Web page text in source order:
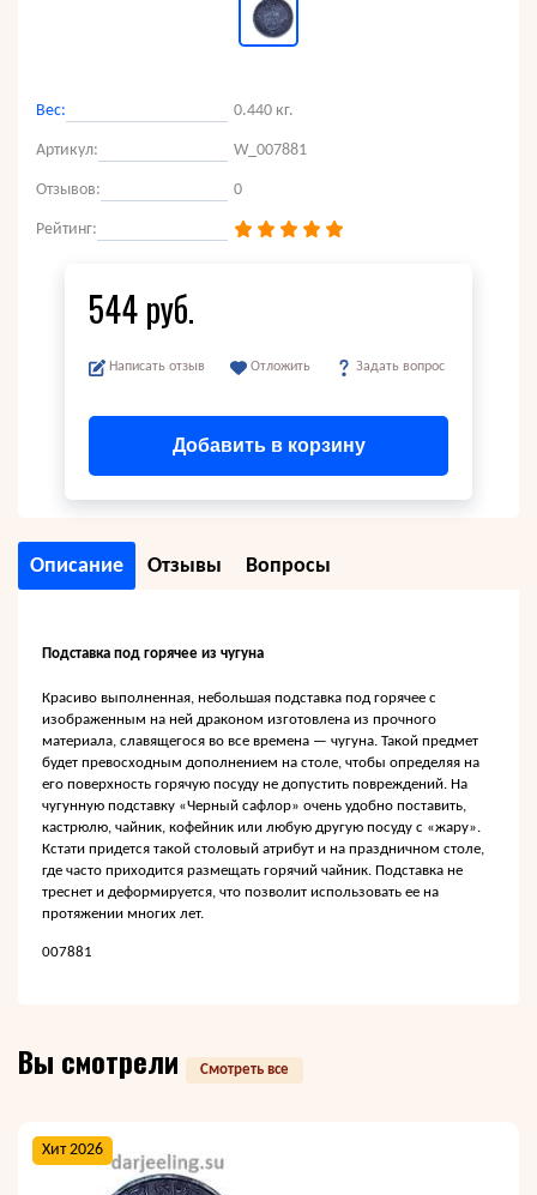
Вес: 0.440 кг.
Артикул: W_007881
Отзывов: 0
Рейтинг:
544 руб.
Написать отзыв Отложить Задать вопрос
Добавить в корзину
Описание Отзывы Вопросы
Подставка под горячее из чугуна
Красиво выполненная, небольшая подставка под горячее с
изображенным на ней драконом изготовлена из прочного
материала, славящегося во все времена — чугуна. Такой предмет
будет превосходным дополнением на столе, чтобы определяя на
его поверхность горячую посуду не допустить повреждений. На
чугунную подставку «Черный сафлор» очень удобно поставить,
кастрюлю, чайник, кофейник или любую другую посуду с «жару».
Кстати придется такой столовый атрибут и на праздничном столе,
где часто приходится размещать горячий чайник. Подставка не
треснет и деформируется, что позволит использовать ее на
протяжении многих лет.
007881
Вы смотрели Смотреть все
Хит 2026